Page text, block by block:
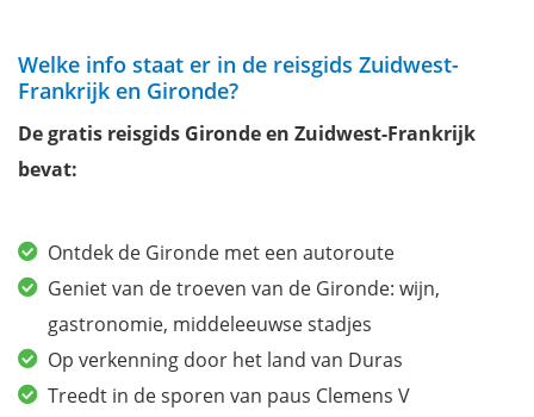
Welke info staat er in de reisgids Zuidwest-
Frankrijk en Gironde?
De gratis reisgids Gironde en Zuidwest-Frankrijk
bevat:
Ontdek de Gironde met een autoroute
Geniet van de troeven van de Gironde: wijn,
gastronomie, middeleeuwse stadjes
Op verkenning door het land van Duras
Treedt in de sporen van paus Clemens V